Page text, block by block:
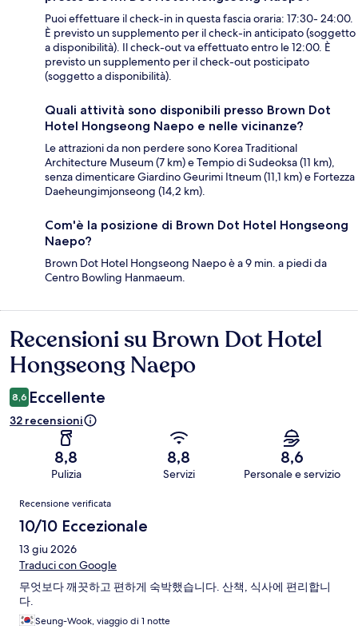
Puoi effettuare il check-in in questa fascia oraria: 17:30- 24:00.
È previsto un supplemento per il check-in anticipato (soggetto
a disponibilità). Il check-out va effettuato entro le 12:00. È
previsto un supplemento per il check-out posticipato
(soggetto a disponibilità).
Quali attività sono disponibili presso Brown Dot
Hotel Hongseong Naepo e nelle vicinanze?
Le attrazioni da non perdere sono Korea Traditional
Architecture Museum (7 km) e Tempio di Sudeoksa (11 km),
senza dimenticare Giardino Geurimi Itneum (11,1 km) e Fortezza
Daeheungimjonseong (14,2 km).
Com'è la posizione di Brown Dot Hotel Hongseong
Naepo?
Brown Dot Hotel Hongseong Naepo è a 9 min. a piedi da
Centro Bowling Hanmaeum.
Recensioni
Recensioni su Brown Dot Hotel
Hongseong Naepo
8,6 Eccellente
32 recensioni
8,8
Pulizia
8,8
Servizi
8,6
Personale e servizio
Recensioni
Recensione verificata
10/10 Eccezionale
13 giu 2026
Traduci con Google
무엇보다 깨끗하고 편하게 숙박했습니다. 산책, 식사에 편리합니
다.
Seung-Wook, viaggio di 1 notte